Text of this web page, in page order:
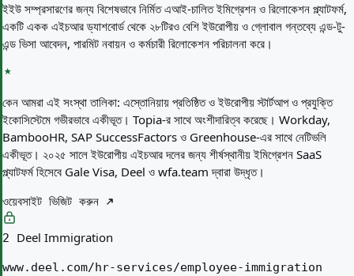
দেশ তুলনা
ভিসা তুলনা
ইইউ সম্প্রসারণের জন্য বিশেষভাবে নির্মিত এআই-চালিত ইমিগ্রেশন ও রিলোকেশন প্ল্যাটফর্ম,
একটি একক এইচআর ড্যাশবোর্ড থেকে ২৮টিরও বেশি ইউরোপীয় ও গ্লোবাল গন্তব্যে এন্ড-টু-
এন্ড ভিসা আবেদন, পারমিট নবায়ন ও কর্মচারী রিলোকেশন পরিচালনা করে।
কেন আমরা এই সংস্থা তালিকা: এস্তোনিয়ায় প্রতিষ্ঠিত ও ইউরোপীয় স্টার্টআপ ও প্রযুক্তি
ইকোসিস্টেমে গভীরভাবে একীভূত। Topia-র সাথে অংশীদারিত্ব করেছে। Workday,
BambooHR, SAP SuccessFactors ও Greenhouse-এর সাথে নেটিভলি
একীভূত। ২০২৫ সালে ইউরোপীয় এইচআর দলের জন্য শীর্ষস্থানীয় ইমিগ্রেশন SaaS
প্ল্যাটফর্ম হিসেবে Gale Visa, Deel ও wfa.team দ্বারা উদ্ধৃত।
ওয়েবসাইট ভিজিট করুন
2 Deel Immigration
www.deel.com/hr-services/employee-immigration